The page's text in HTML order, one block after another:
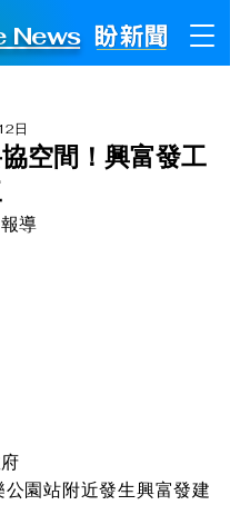
News
空間！興富發工
日
導
園站附近發生興富發建